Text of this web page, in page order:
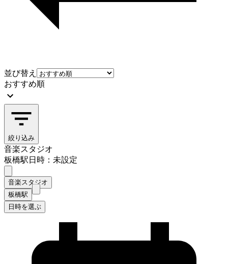
並び替え
おすすめ順
絞り込み
音楽スタジオ
板橋駅日時：未設定
音楽スタジオ
板橋駅
日時を選ぶ